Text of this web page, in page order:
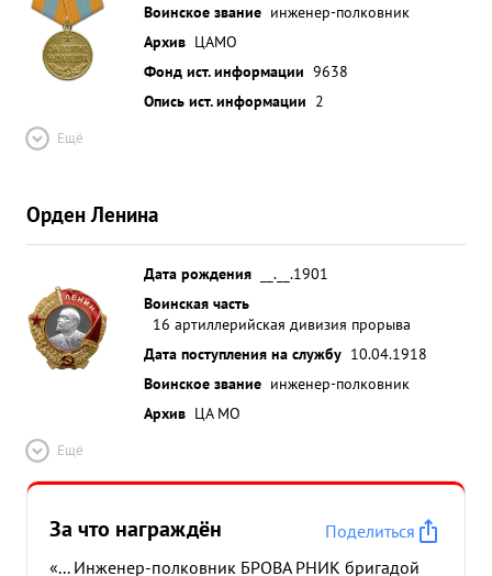
Воинское звание инженер-полковник
Архив ЦАМО
Фонд ист. информации 9638
Опись ист. информации 2
Ещё
Орден Ленина
Дата рождения
__.__.1901
Воинская часть
16 артиллерийская дивизия прорыва
Дата поступления на службу 10.04.1918
Воинское звание инженер-полковник
Архив ЦА МО
Ещё
За что награждён
Поделиться
«... Инженер-полковник БРОВА РНИК бригадой